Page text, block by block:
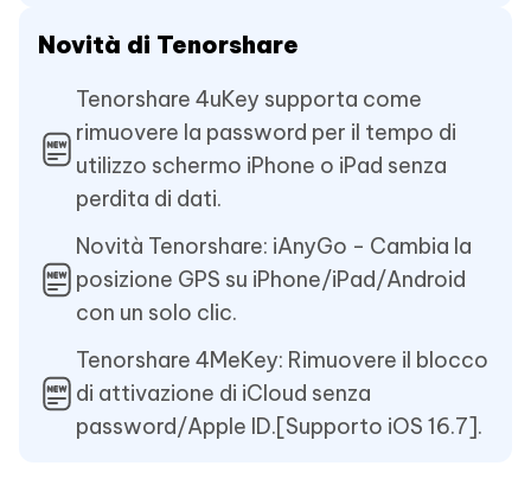
Novità di Tenorshare
Tenorshare 4uKey supporta come
rimuovere la password per il tempo di
utilizzo schermo iPhone o iPad senza
perdita di dati.
Novità Tenorshare: iAnyGo - Cambia la
posizione GPS su iPhone/iPad/Android
con un solo clic.
Tenorshare 4MeKey: Rimuovere il blocco
di attivazione di iCloud senza
password/Apple ID.[Supporto iOS 16.7].